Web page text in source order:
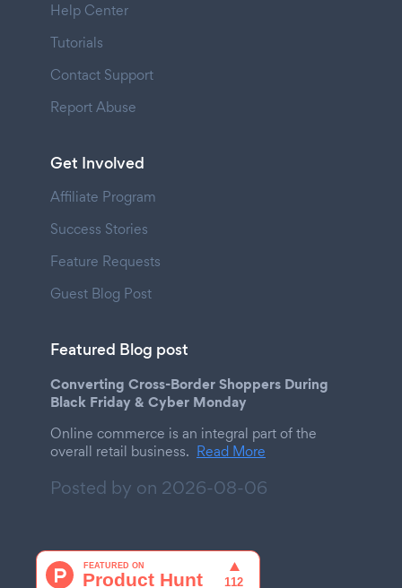
Help Center
Tutorials
Contact Support
Report Abuse
Get Involved
Affiliate Program
Success Stories
Feature Requests
Guest Blog Post
Featured Blog post
Converting Cross-Border Shoppers During
Black Friday & Cyber Monday
Online commerce is an integral part of the
overall retail business. Read More
Posted by on 2026-08-06